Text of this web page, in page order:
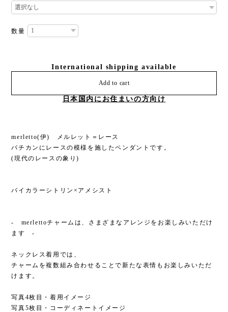
数量
International shipping available
Add to cart
日本国内にお住まいの方向け
merletto(伊) メルレット＝レース
バチカンにレースの模様を施したペンダントです。
(現代のレースの象り)
バイカラーシトリン×アメシスト
- merlettoチャームは、さまざまなアレンジをお楽しみいただけ
ます -
ネックレス着用では、
チャームを複数組み合わせることで新たな表情もお楽しみいただ
けます。
写真4枚目・着用イメージ
写真5枚目・コーディネートイメージ